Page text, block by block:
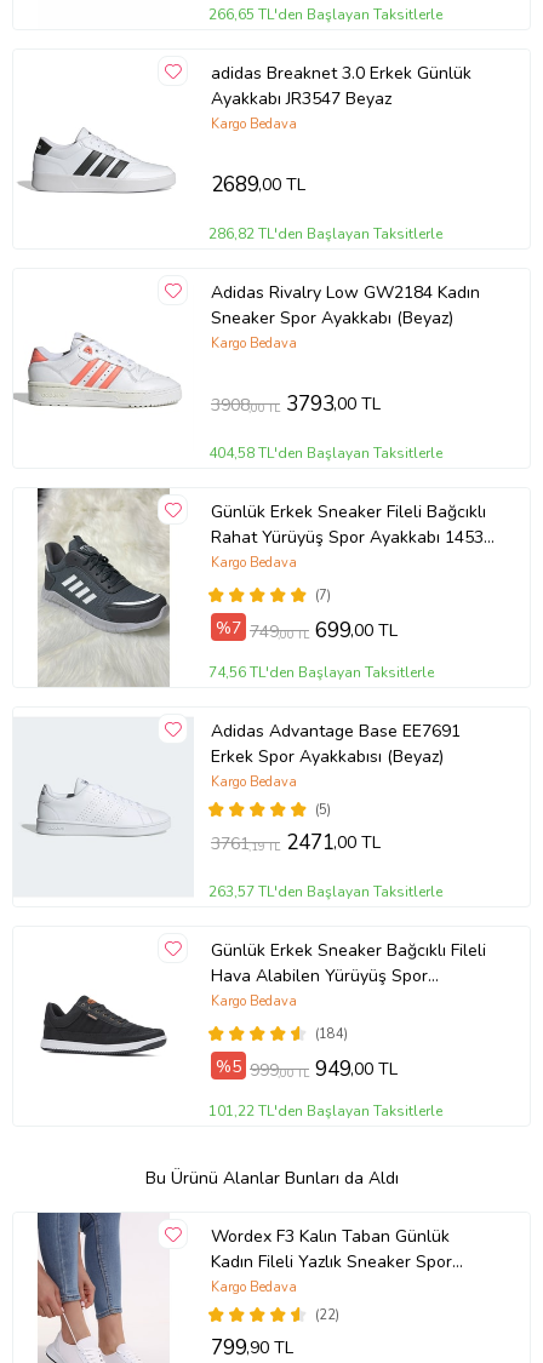
266,65 TL'den Başlayan Taksitlerle
adidas Breaknet 3.0 Erkek Günlük
Ayakkabı JR3547 Beyaz
Kargo Bedava
2689,00 TL
286,82 TL'den Başlayan Taksitlerle
Adidas Rivalry Low GW2184 Kadın
Sneaker Spor Ayakkabı (Beyaz)
Kargo Bedava
3908,00 TL 3793,00 TL
404,58 TL'den Başlayan Taksitlerle
Günlük Erkek Sneaker Fileli Bağcıklı
Rahat Yürüyüş Spor Ayakkabı 1453
(Füme - Beyaz)
(7)
Kargo Bedava
%7 749,00 TL 699,00 TL
74,56 TL'den Başlayan Taksitlerle
Adidas Advantage Base EE7691
Erkek Spor Ayakkabısı (Beyaz)
(5)
Kargo Bedava
3761,19 TL 2471,00 TL
263,57 TL'den Başlayan Taksitlerle
Günlük Erkek Sneaker Bağcıklı Fileli
Hava Alabilen Yürüyüş Spor
Ayakkabısı 013 (Siyah - Beyaz)
(184)
Kargo Bedava
%5 999,00 TL 949,00 TL
101,22 TL'den Başlayan Taksitlerle
Bu Ürünü Alanlar Bunları da Aldı
Wordex F3 Kalın Taban Günlük
Kadın Fileli Yazlık Sneaker Spor
Ayakkabı (Beyaz)
(22)
Kargo Bedava
799,90 TL